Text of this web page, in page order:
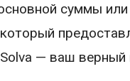
суммы
— ваш верный